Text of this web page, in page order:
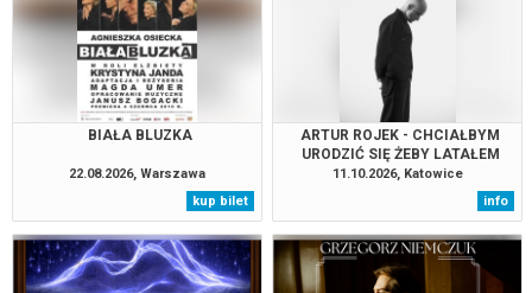
BIAŁA BLUZKA
22.08.2026, Warszawa
kup bilet
ARTUR ROJEK - CHCIAŁBYM
URODZIĆ SIĘ ŻEBY LATAŁEM
TOUR 2026
11.10.2026, Katowice
info